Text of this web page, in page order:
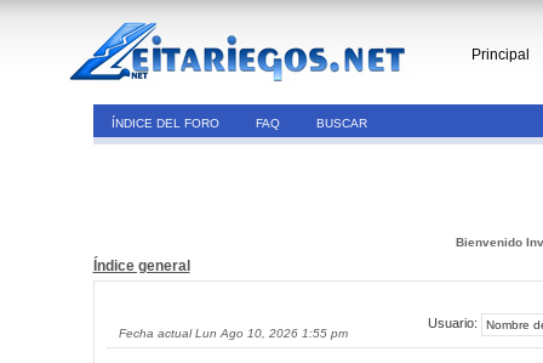
Principal
ÍNDICE DEL FORO FAQ BUSCAR
Bienvenido
Índice general
Fecha actual Lun Ago 10, 2026 1:55 pm
Usuario: